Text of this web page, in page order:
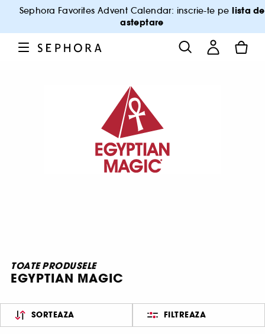
Sephora Favorites Advent Calendar: inscrie-te pelista de
asteptare
TOATE PRODUSELE
EGYPTIAN MAGIC
SORTEAZA FILTREAZA